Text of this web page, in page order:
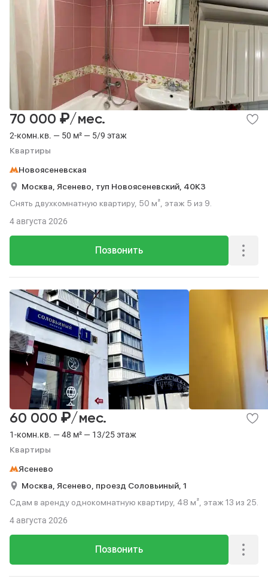
2-комн.кв. — 50 м² — 5/9 этаж
Квартиры
70 000 ₽/мес.
Новоясеневская
Москва, Ясенево, туп Новоясеневский, 40К3
Снять двухкомнатную квартиру, 50 м², этаж 5 из 9.
Позвонить
4 августа 2026
1-комн.кв. — 48 м² — 13/25 этаж
Квартиры
60 000 ₽/мес.
Ясенево
Москва, Ясенево, проезд Соловьиный, 1
Сдам в аренду однокомнатную квартиру, 48 м², этаж 13 из 25.
Позвонить
4 августа 2026